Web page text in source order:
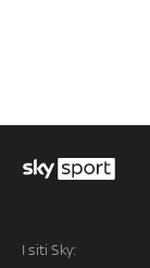
I siti Sky: